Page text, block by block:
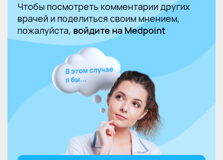
Чтобы посмотреть комментарии других
врачей и поделиться своим мнением,
пожалуйста, войдите на Medpoint